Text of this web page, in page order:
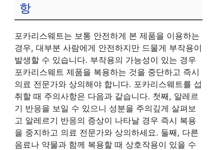
항
포카리스웨트는 보통 안전하게 본 제품을 이용하는
경우, 대부분 사람에게 안전하지만 드물게 부작용이
발생할 수 있습니다. 부작용의 가능성이 있는 경우
포카리스웨트 제품을 복용하는 것을 중단하고 즉시
의료 전문가와 상의해야 합니다. 포카리스웨트를 섭
취할 때 주의사항은 다음과 같습니다. 첫째, 알레르
기 반응을 보일 수 있으니 성분을 주의깊게 살펴보
고 알레르기 반응의 증상이 나타날 경우 즉시 복용
을 중지하고 의료 전문가와 상의하세요. 둘째, 다른
음료나 약물과 함께 복용할 때 상호작용이 있을 수